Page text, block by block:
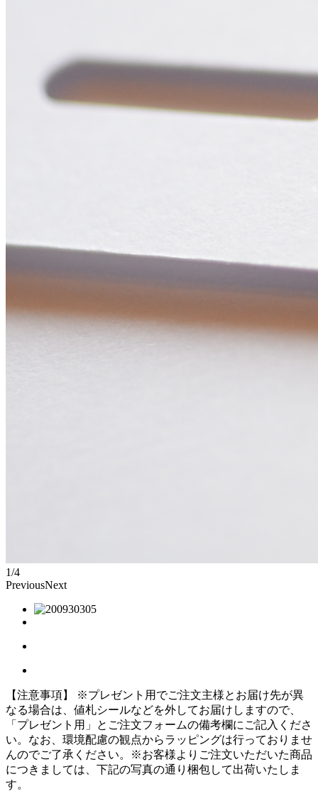
1/4
PreviousNext
【注意事項】
※プレゼント用でご注文主様とお届け先が異
なる場合は、値札シールなどを外してお届けしますので、
「プレゼント用」とご注文フォームの備考欄にご記入くださ
い。 なお、環境配慮の観点からラッピングは行っておりませ
んのでご了承ください。
※お客様よりご注文いただいた商品
につきましては、下記の写真の通り梱包して出荷いたしま
す。